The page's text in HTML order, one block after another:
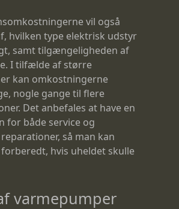
vil også
hvilken type elektrisk udstyr
samt tilgængeligheden af
I tilfælde af større
kan omkostningerne
nogle gange til flere
Det anbefales at have en
for både service og
så man kan
hvis uheldet skulle
varmepumper